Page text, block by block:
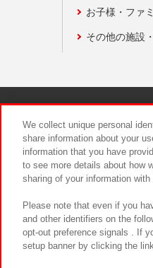
お子様・ファ
その他の施設
We collect unique personal
share information about your
information that you have
to see more details about how
sharing of your information
Please note that even if you
and other identifiers on the
opt-out preference signals . If
setup banner by clicking the